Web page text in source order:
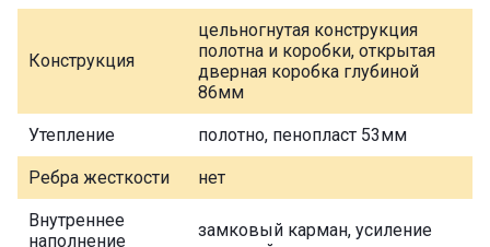
Конструкция
цельногнутая конструкция
полотна и коробки, открытая
дверная коробка глубиной
86мм
Утепление полотно, пенопласт 53мм
Ребра жесткости нет
Внутреннее
наполнение
замковый карман, усиление